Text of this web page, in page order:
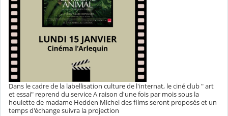
Dans le cadre de la labellisation culture de l'internat, le ciné club " art
et essai" reprend du service A raison d'une fois par mois sous la
houlette de madame Hedden Michel des films seront proposés et un
temps d'échange suivra la projection